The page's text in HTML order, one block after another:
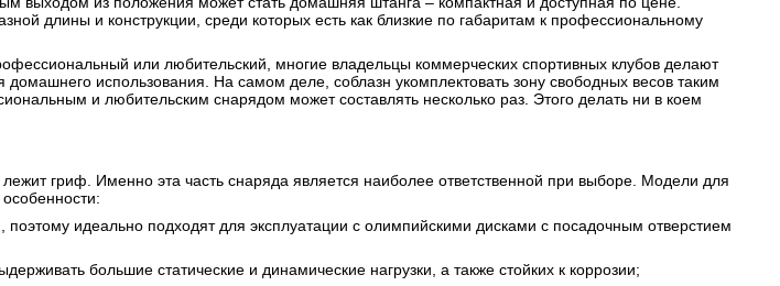
длины и конструкции, среди которых есть как близкие по габаритам к профессиональному
или любительский, многие владельцы коммерческих спортивных клубов делают
использования. На самом деле, соблазн укомплектовать зону свободных весов таким
и любительским снарядом может составлять несколько раз. Этого делать ни в коем
гриф. Именно эта часть снаряда является наиболее ответственной при выборе. Модели для
поэтому идеально подходят для эксплуатации с олимпийскими дисками с посадочным отверстием
большие статические и динамические нагрузки, а также стойких к коррозии;